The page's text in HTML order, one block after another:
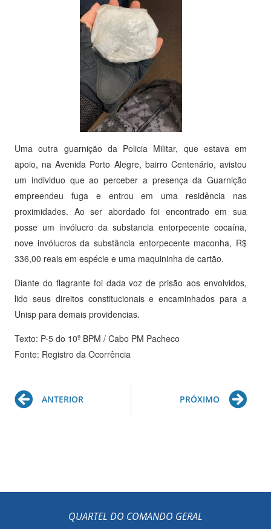
Uma outra guarnição da Policia Militar, que estava em
apoio, na Avenida Porto Alegre, bairro Centenário, avistou
um individuo que ao perceber a presença da Guarnição
empreendeu fuga e entrou em uma residência nas
proximidades. Ao ser abordado foi encontrado em sua
posse um invólucro da substancia entorpecente cocaína,
nove invólucros da substância entorpecente maconha, R$
336,00 reais em espécie e uma maquininha de cartão.
Diante do flagrante foi dada voz de prisão aos envolvidos,
lido seus direitos constitucionais e encaminhados para a
Unisp para demais providencias.
Texto: P-5 do 10º BPM / Cabo PM Pacheco
Fonte: Registro da Ocorrência
Prev
ANTERIOR PRÓXIMO
QUARTEL DO COMANDO GERAL